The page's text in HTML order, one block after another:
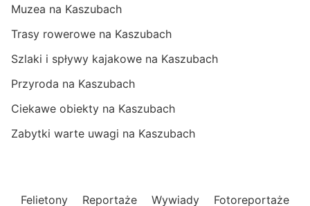
Muzea na Kaszubach
Trasy rowerowe na Kaszubach
Szlaki i spływy kajakowe na Kaszubach
Przyroda na Kaszubach
Ciekawe obiekty na Kaszubach
Zabytki warte uwagi na Kaszubach
Felietony Reportaże Wywiady Fotoreportaże